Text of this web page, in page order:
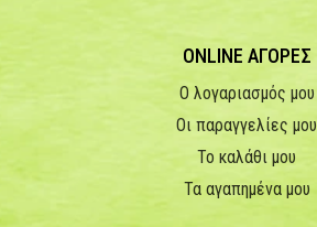
ONLINE ΑΓΟΡΕΣ
Ο λογαριασμός μου
Οι παραγγελίες μου
Το καλάθι μου
Τα αγαπημένα μου